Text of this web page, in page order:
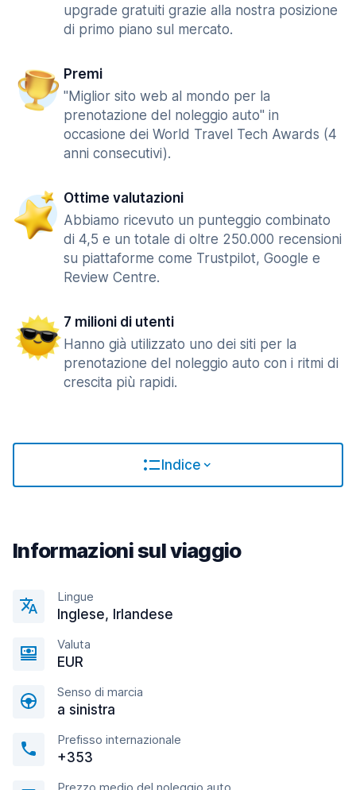
upgrade gratuiti grazie alla nostra posizione
di primo piano sul mercato.
Premi
"Miglior sito web al mondo per la
prenotazione del noleggio auto" in
occasione dei World Travel Tech Awards (4
anni consecutivi).
Ottime valutazioni
Abbiamo ricevuto un punteggio combinato
di 4,5 e un totale di oltre 250.000 recensioni
su piattaforme come Trustpilot, Google e
Review Centre.
7 milioni di utenti
Hanno già utilizzato uno dei siti per la
prenotazione del noleggio auto con i ritmi di
crescita più rapidi.
Indice
Informazioni sul viaggio
Lingue
Inglese, Irlandese
Valuta
EUR
Senso di marcia
a sinistra
Prefisso internazionale
+353